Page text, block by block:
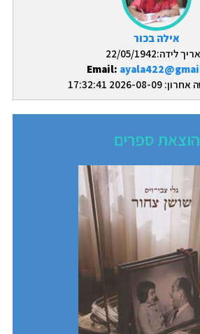
אילה בכור
לידה:22/05/1942
Email:
08-09 17:32:41
הוצאת ספרים